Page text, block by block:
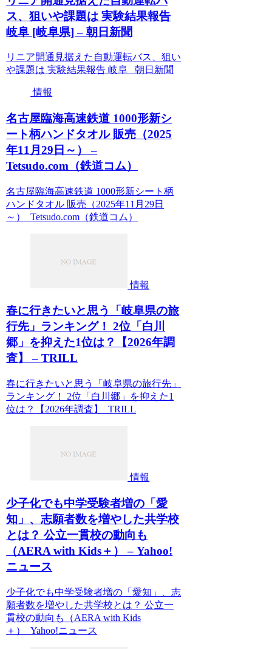
ス、狙いや課題は 実験結果報告
岐阜 [岐阜県] – 朝日新聞
リニア開通見据えた自動運転バス、狙い
や課題は 実験結果報告 岐阜 朝日新聞
情報
名古屋臨海高速鉄道 1000形新シ
ート柄ハンドタオル 販売（2025
年11月29日～） –
Tetsudo.com（鉄道コム）
名古屋臨海高速鉄道 1000形新シート柄
ハンドタオル 販売（2025年11月29日
～） Tetsudo.com（鉄道コム）
情報
春に行きたいと思う「岐阜県の旅
行先」ランキング！ 2位「白川
郷」を抑えた1位は？【2026年調
査】 – TRILL
春に行きたいと思う「岐阜県の旅行先」
ランキング！ 2位「白川郷」を抑えた1
位は？【2026年調査】 TRILL
情報
少子化でも中学受験者増の「愛
知」、志願者数を増やした共学校
とは？ 公立一貫校の動向も
（AERA with Kids＋） – Yahoo!
ニュース
少子化でも中学受験者増の「愛知」、志
願者数を増やした共学校とは？ 公立一
貫校の動向も（AERA with Kids
＋） Yahoo!ニュース